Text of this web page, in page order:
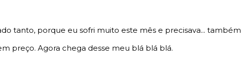
tanto, porque eu sofri muito este mês e precisava... também
preço. Agora chega desse meu blá blá blá.